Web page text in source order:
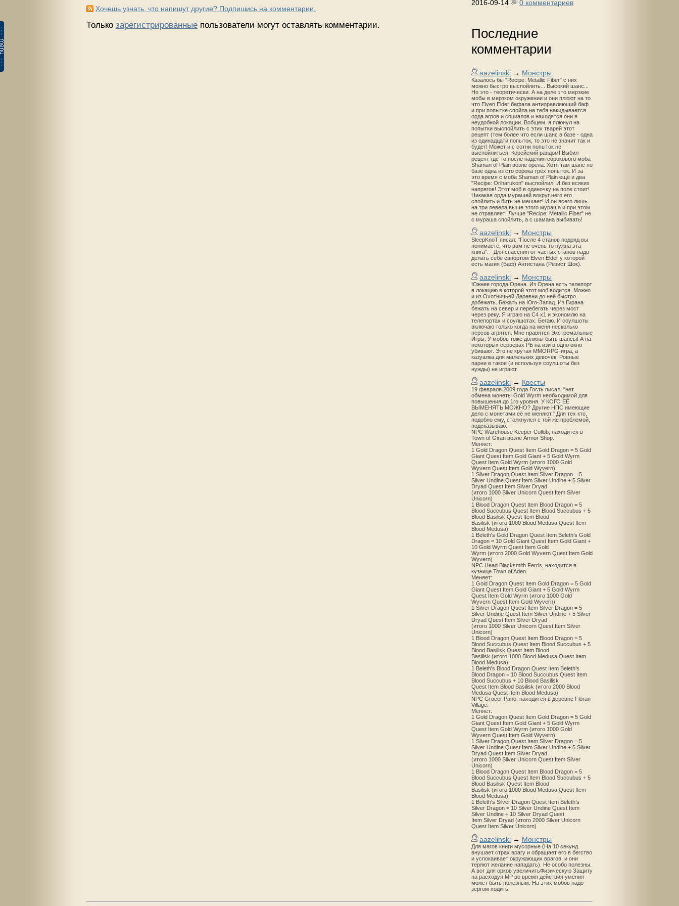
2016-09-14 0 комментариев
Последние
комментарии
aazelinski → Монстры
Казалось бы "Recipe: Metallic Fiber" с них
можно быстро выспойлить... Высокий шанс...
Но это - теоретически. А на деле это мерзкие
мобы в мерзком окружении и они плюют на то
что Elven Elder бафала антиоравляющий баф
и при попытке спойла на тебя накидывается
орда агров и социалов и находятся они в
неудобной локации. Вобщем, я плюнул на
попытки выспойлить с этих тварей этот
рецепт (тем более что если шанс в базе - одна
из одинадцати попыток, то это не значит так и
будет! Может и с сотни попыток не
выспойлиться! Корейский рандом! Выбил
рецепт где-то после падения сорокового моба
Shaman of Plain возле орена. Хотя там шанс по
базе одна из сто сорока трёх попыток. И за
это время с моба Shaman of Plain ещё и два
"Recipe: Oriharukon" выспойлил! И без всяких
напрягов! Этот моб в одиночку на поле стоит!
Никакая орда мурашей вокруг него его
спойлить и бить не мешает! И он всего лишь
на три левела выше этого мураша и при этом
не отравляет! Лучше "Recipe: Metallic Fiber" не
с мураша спойлить, а с шамана выбивать!
aazelinski → Монстры
SleepKnoT писал: "После 4 станов подряд вы
понимаете, что вам не очень то нужна эта
книга". - Для спасения от частых станов надо
делать себе сапортом Elven Elder у которой
есть магия (Баф) Антистана (Резист Шок).
aazelinski → Монстры
Южнее города Орена. Из Орена есть телепорт
в локацию в которой этот моб водится. Можно
и из Охотничьей Деревни до неё быстро
добежать. Бежать на Юго-Запад. Из Гирана
бежать на север и перебегать через мост
через реку. Я играю на С4 х1 и экономлю на
телепортах и соулшотах. Бегаю. И соулшоты
включаю только когда на меня несколько
персов агрятся. Мне нравятся Экстремальные
Игры. У мобов тоже должны быть шансы! А на
некоторых серверах РБ на изи в одно окно
убивают. Это не крутая MMORPG-игра, а
казуалка для маленьких девочек. Ровные
парни в такое (и используя соулшоты без
нужды) не играют.
aazelinski → Квесты
19 февраля 2009 года Гость писал: "нет
обмена монеты Gold Wyrm необходимой для
повышения до 1го уровня. У КОГО ЕЁ
ВЫМЕНЯТЬ МОЖНО? Другие НПС имеющие
дело с монетами её не меняют." Для тех кто,
подобно ему, столкнулся с той же проблемой,
подсказываю:
NPC Warehouse Keeper Collob, находится в
Town of Giran возле Armor Shop.
Меняет:
1 Gold Dragon Quest Item Gold Dragon = 5 Gold
Giant Quest Item Gold Giant + 5 Gold Wyrm
Quest Item Gold Wyrm (итого 1000 Gold
Wyvern Quest Item Gold Wyvern)
1 Silver Dragon Quest Item Silver Dragon = 5
Silver Undine Quest Item Silver Undine + 5 Silver
Dryad Quest Item Silver Dryad
(итого 1000 Silver Unicorn Quest Item Silver
Unicorn)
1 Blood Dragon Quest Item Blood Dragon = 5
Blood Succubus Quest Item Blood Succubus + 5
Blood Basilisk Quest Item Blood
Basilisk (итого 1000 Blood Medusa Quest Item
Blood Medusa)
1 Beleth's Gold Dragon Quest Item Beleth’s Gold
Dragon = 10 Gold Giant Quest Item Gold Giant +
10 Gold Wyrm Quest Item Gold
Wyrm (итого 2000 Gold Wyvern Quest Item Gold
Wyvern)
NPC Head Blacksmith Ferris, находится в
кузнице Town of Aden.
Меняет:
1 Gold Dragon Quest Item Gold Dragon = 5 Gold
Giant Quest Item Gold Giant + 5 Gold Wyrm
Quest Item Gold Wyrm (итого 1000 Gold
Wyvern Quest Item Gold Wyvern)
1 Silver Dragon Quest Item Silver Dragon = 5
Silver Undine Quest Item Silver Undine + 5 Silver
Dryad Quest Item Silver Dryad
(итого 1000 Silver Unicorn Quest Item Silver
Unicorn)
1 Blood Dragon Quest Item Blood Dragon = 5
Blood Succubus Quest Item Blood Succubus + 5
Blood Basilisk Quest Item Blood
Basilisk (итого 1000 Blood Medusa Quest Item
Blood Medusa)
1 Beleth's Blood Dragon Quest Item Beleth’s
Blood Dragon = 10 Blood Succubus Quest Item
Blood Succubus + 10 Blood Basilisk
Quest Item Blood Basilisk (итого 2000 Blood
Medusa Quest Item Blood Medusa)
NPC Grocer Pano, находится в деревне Floran
Village.
Меняет:
1 Gold Dragon Quest Item Gold Dragon = 5 Gold
Giant Quest Item Gold Giant + 5 Gold Wyrm
Quest Item Gold Wyrm (итого 1000 Gold
Wyvern Quest Item Gold Wyvern)
1 Silver Dragon Quest Item Silver Dragon = 5
Silver Undine Quest Item Silver Undine + 5 Silver
Dryad Quest Item Silver Dryad
(итого 1000 Silver Unicorn Quest Item Silver
Unicorn)
1 Blood Dragon Quest Item Blood Dragon = 5
Blood Succubus Quest Item Blood Succubus + 5
Blood Basilisk Quest Item Blood
Basilisk (итого 1000 Blood Medusa Quest Item
Blood Medusa)
1 Beleth's Silver Dragon Quest Item Beleth’s
Silver Dragon = 10 Silver Undine Quest Item
Silver Undine + 10 Silver Dryad Quest
Item Silver Dryad (итого 2000 Silver Unicorn
Quest Item Silver Unicorn)
aazelinski → Монстры
Для магов книги мусорные (На 10 секунд
внушает страх врагу и обращает его в бегство
и успокаивает окружающих врагов, и они
теряют желание нападать). Не особо полезны.
А вот для орков увеличитьФизическую Защиту
на расходуя MP во время действия умения -
может быть полезным. На этих мобов надо
зергом ходить.
Хочешь узнать, что напишут другие? Подпишись на комментарии.
Только зарегистрированные пользователи могут оставлять комментарии.